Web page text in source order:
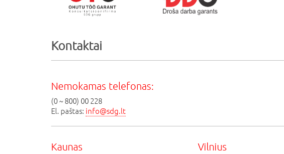
Kontaktai
Nemokamas telefonas:
(0 ~ 800) 00 228
El. paštas: info@sdg.lt
Kaunas Vilnius